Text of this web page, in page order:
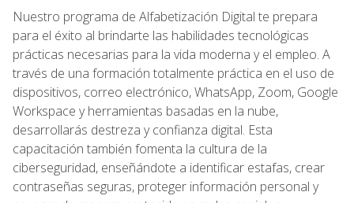
Nuestro programa de Alfabetización Digital te prepara
para el éxito al brindarte las habilidades tecnológicas
prácticas necesarias para la vida moderna y el empleo. A
través de una formación totalmente práctica en el uso de
dispositivos, correo electrónico, WhatsApp, Zoom, Google
Workspace y herramientas basadas en la nube,
desarrollarás destreza y confianza digital. Esta
capacitación también fomenta la cultura de la
ciberseguridad, enseñándote a identificar estafas, crear
contraseñas seguras, proteger información personal y